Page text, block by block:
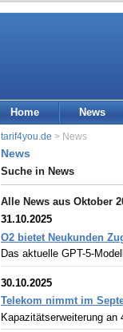
Home News
tarif4you.de > News
News
Suche in News
Alle News aus Oktober
31.10.2025
O2 bietet Neukunden
Das aktuelle GPT-5-
30.10.2025
Telekom nimmt im
Kapazitätserweiterung an